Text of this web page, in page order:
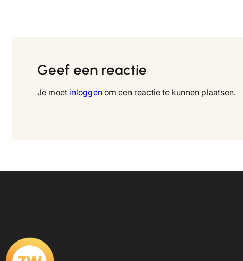
Geef een reactie
Je moet inloggen om een reactie te kunnen plaatsen.